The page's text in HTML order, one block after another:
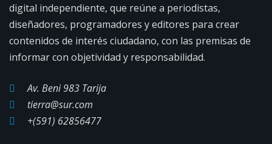
digital independiente, que reúne a periodistas,
diseñadores, programadores y editores para crear
contenidos de interés ciudadano, con las premisas de
informar con objetividad y responsabilidad.
Av. Beni 983 Tarija
tierra@sur.com
+(591) 62856477